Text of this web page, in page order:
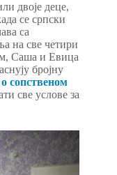
двоје деце,
се српски
са
на све четири
Саша и Евица
бројну
сопственом
све услове за